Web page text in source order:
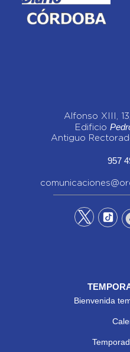
Alfonso XIII,
Edificio
Antiguo
957
Bienvenida